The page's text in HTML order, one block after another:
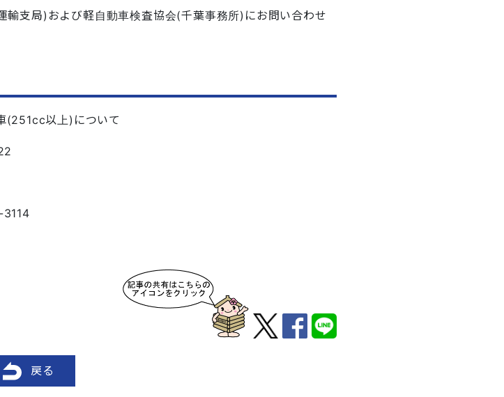
支局)および軽自動車検査協会(千葉事務所)にお問い合わせ
(251cc以上)について
戻る